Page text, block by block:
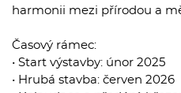
harmonii mezi přírodou a
Časový rámec:
• Start výstavby: únor 2025
• Hrubá stavba: červen 2026